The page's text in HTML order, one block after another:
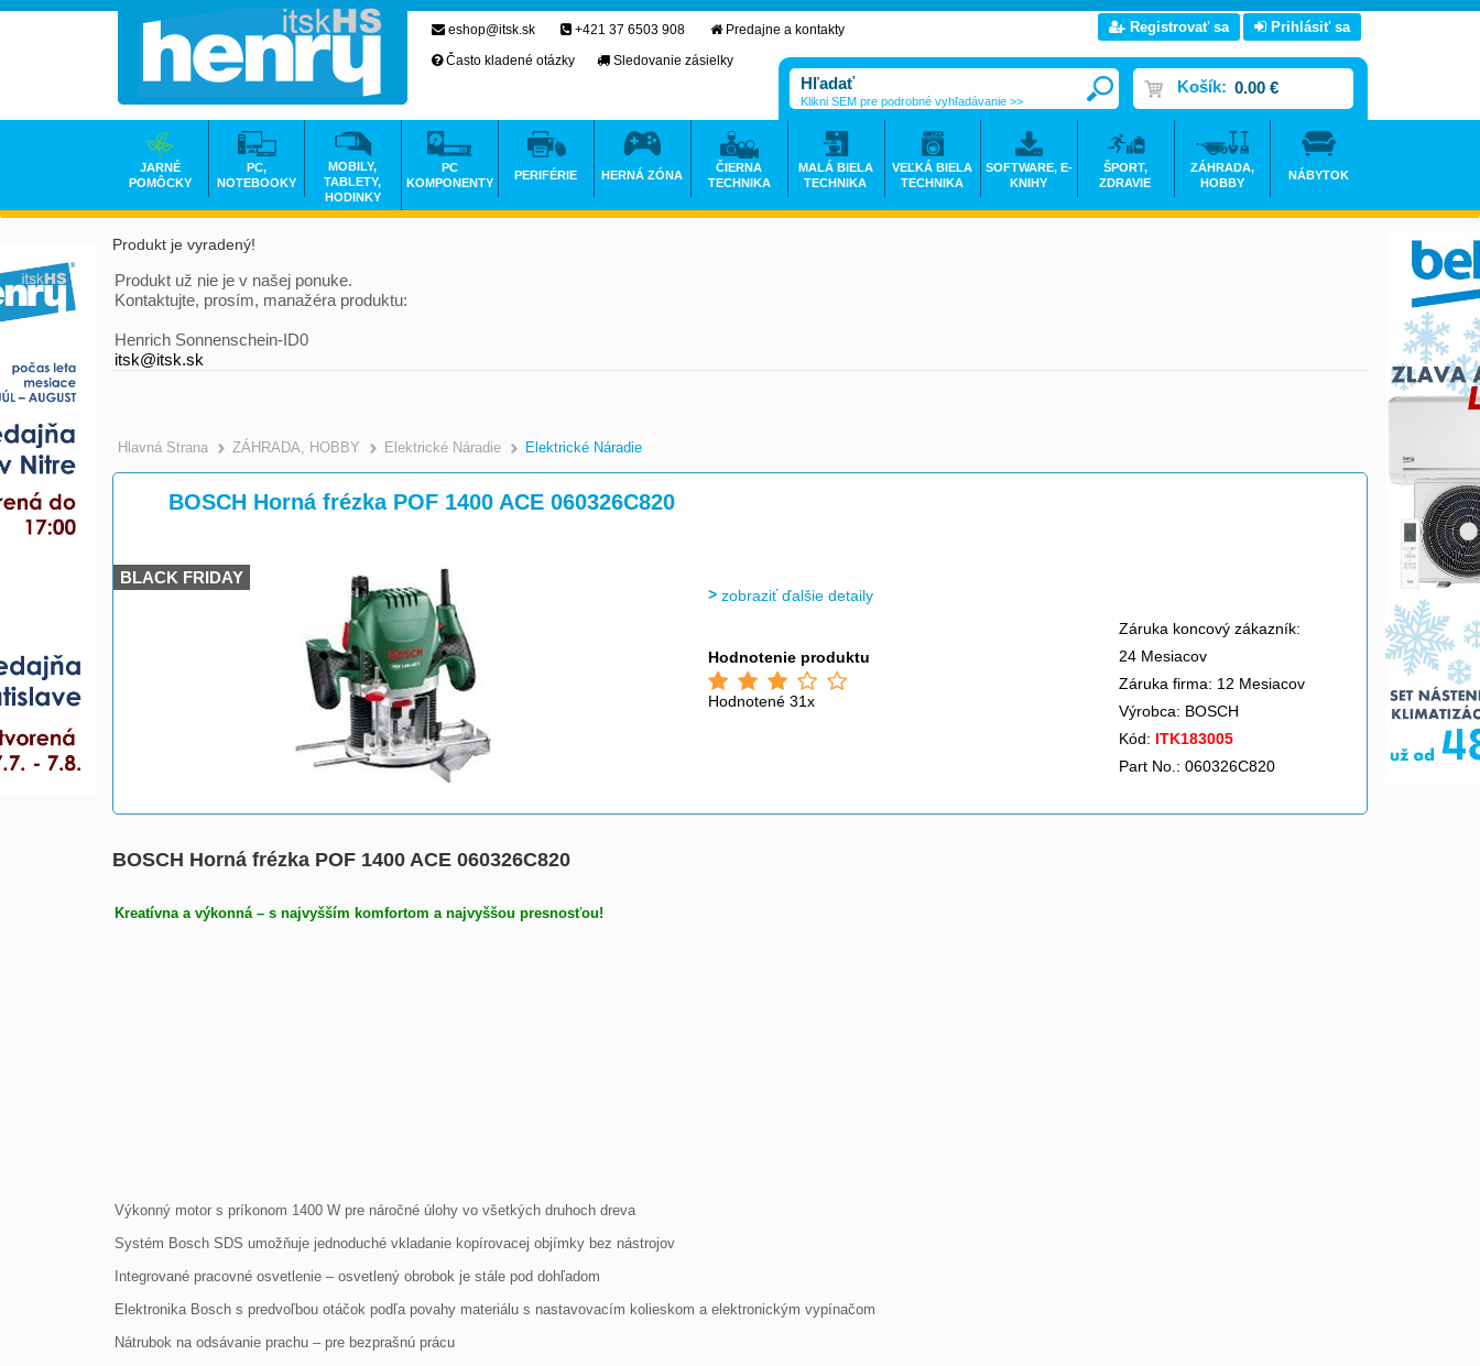
Produkt je vyradený!
Produkt už nie je v našej ponuke.
Kontaktujte, prosím, manažéra produktu:
Henrich Sonnenschein-ID0
itsk@itsk.sk
Hlavná Strana >
ZÁHRADA, HOBBY >
Elektrické Náradie >
Elektrické Náradie
BOSCH Horná frézka POF 1400 ACE 060326C820
BLACK FRIDAY
zobraziť ďalšie detaily
Hodnotenie produktu
Hodnotené 31x
Záruka koncový zákazník:
24 Mesiacov
Záruka firma: 12 Mesiacov
Výrobca: BOSCH
Kód: ITK183005
Part No.: 060326C820
BOSCH Horná frézka POF 1400 ACE 060326C820
Kreatívna a výkonná – s najvyšším komfortom a najvyššou presnosťou!
Výkonný motor s príkonom 1400 W pre náročné úlohy vo všetkých druhoch dreva
Systém Bosch SDS umožňuje jednoduché vkladanie kopírovacej objímky bez nástrojov
Integrované pracovné osvetlenie – osvetlený obrobok je stále pod dohľadom
Elektronika Bosch s predvoľbou otáčok podľa povahy materiálu s nastavovacím kolieskom a elektronickým vypínačom
Nátrubok na odsávanie prachu – pre bezprašnú prácu
eshop@itsk.sk +421 37 6503 908
Predajne a kontakty
Často kladené otázky
Sledovanie zásielky
Registrovať sa Prihlásiť sa
Košík: 0.00 €
Klikni SEM pre podrobné vyhľadávanie >>
JARNÉ
POMÔCKY
PC,
NOTEBOOKY
MOBILY,
TABLETY,
HODINKY
PC
KOMPONENTY
PERIFÉRIE HERNÁ ZÓNA
ČIERNA
TECHNIKA
MALÁ BIELA
TECHNIKA
VEĽKÁ BIELA
TECHNIKA
SOFTWARE, E-
KNIHY
ŠPORT,
ZDRAVIE
ZÁHRADA,
HOBBY
NÁBYTOK